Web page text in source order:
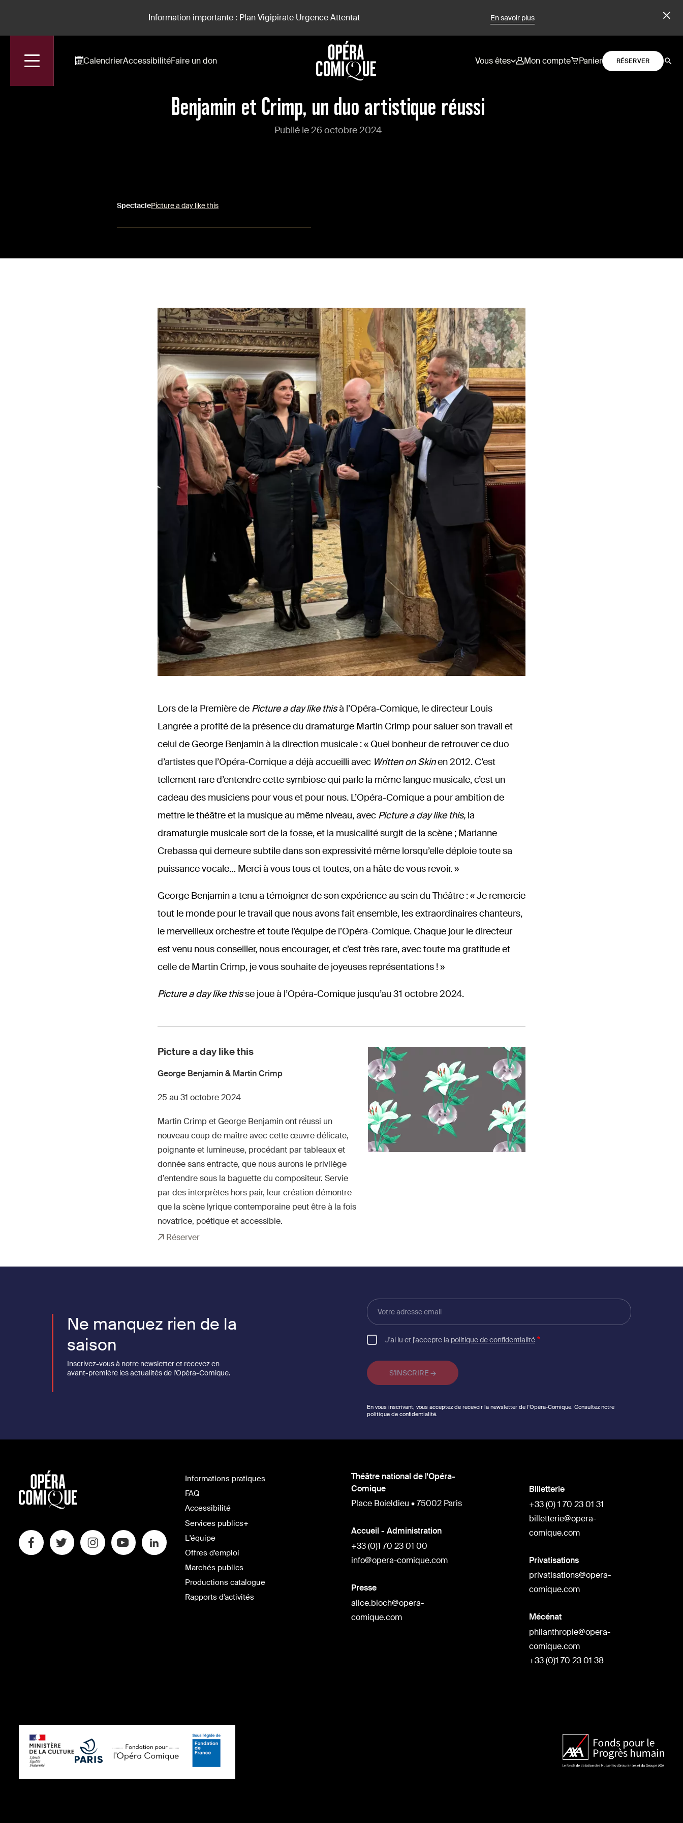
Information importante : Plan Vigipirate Urgence Attentat En savoir plus
CalendrierAccessibilitéFaire un don Vous êtes Mon compte Panier
RÉSERVER
Benjamin et Crimp, un duo artistique réussi
Publié le 26 octobre 2024
SpectaclePicture a day like this
Lors de la Première de Picture a day like thisà l’Opéra-Comique, le directeur Louis
Langrée a profité de la présence du dramaturge Martin Crimp pour saluer son travail et
celui de George Benjamin à la direction musicale : « Quel bonheur de retrouver ce duo
d’artistes que l’Opéra-Comique a déjà accueilli avec Written on Skinen 2012. C’est
tellement rare d’entendre cette symbiose qui parle la même langue musicale, c’est un
cadeau des musiciens pour vous et pour nous. L’Opéra-Comique a pour ambition de
mettre le théâtre et la musique au même niveau, avec Picture a day like this,la
dramaturgie musicale sort de la fosse, et la musicalité surgit de la scène ; Marianne
Crebassa qui demeure subtile dans son expressivité même lorsqu’elle déploie toute sa
puissance vocale… Merci à vous tous et toutes, on a hâte de vous revoir. »
George Benjamin a tenu a témoigner de son expérience au sein du Théâtre : « Je remercie
tout le monde pour le travail que nous avons fait ensemble, les extraordinaires chanteurs,
le merveilleux orchestre et toute l’équipe de l’Opéra-Comique. Chaque jour le directeur
est venu nous conseiller, nous encourager, et c’est très rare, avec toute ma gratitude et
celle de Martin Crimp, je vous souhaite de joyeuses représentations ! »
Picture a day like thisse joue à l’Opéra-Comique jusqu’au 31 octobre 2024.
Picture a day like this
George Benjamin & Martin Crimp
25 au 31 octobre 2024
Martin Crimp et George Benjamin ont réussi un
nouveau coup de maître avec cette œuvre délicate,
poignante et lumineuse, procédant par tableaux et
donnée sans entracte, que nous aurons le privilège
d’entendre sous la baguette du compositeur. Servie
par des interprètes hors pair, leur création démontre
que la scène lyrique contemporaine peut être à la fois
novatrice, poétique et accessible.
Réserver
Ne manquez rien de la
saison
Inscrivez-vous à notre newsletter et recevez en
avant-première les actualités de l'Opéra-Comique.
Votre
adresse
email
J'ai lu et j'accepte la politique de confidentialité
En vous inscrivant, vous acceptez de recevoir la newsletter de l'Opéra-Comique. Consultez notre
politique de confidentialité.
Informations pratiques
FAQ
Accessibilité
Services publics+
L'équipe
Offres d'emploi
Marchés publics
Productions catalogue
Rapports d'activités
Théâtre national de l'Opéra-
Comique
Place Boieldieu • 75002 Paris
Accueil - Administration
+33 (0)1 70 23 01 00
info@opera-comique.com
Presse
alice.bloch@opera-
comique.com
Billetterie
+33 (0) 1 70 23 01 31
billetterie@opera-
comique.com
Privatisations
privatisations@opera-
comique.com
Mécénat
philanthropie@opera-
comique.com
+33 (0)1 70 23 01 38